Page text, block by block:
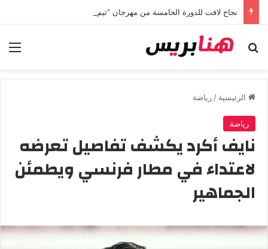
بحث عن
الرئيسية / رياضة
رياضة
نايف أكرد يكشف تفاصيل تعرضه
لاعتداء في مطار فرنسي ويطمئن
الجماهير